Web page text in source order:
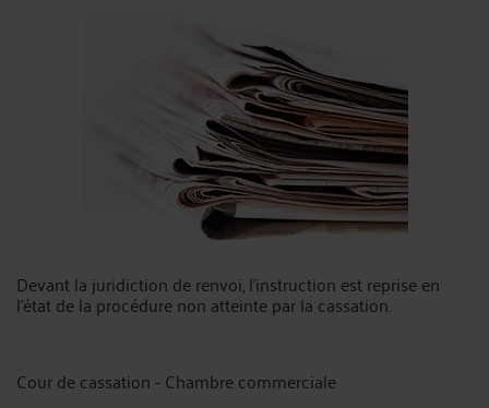
Devant la juridiction de renvoi, l'instruction est reprise en
l'état de la procédure non atteinte par la cassation.
Cour de cassation - Chambre commerciale